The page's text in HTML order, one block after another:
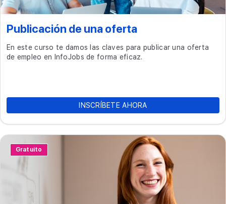
Publicación de una oferta
En este curso te damos las claves para publicar una oferta
de empleo en InfoJobs de forma eficaz.
INSCRÍBETE AHORA
Gratuito